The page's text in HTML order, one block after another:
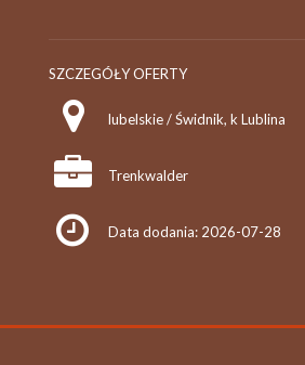
SZCZEGÓŁY OFERTY
lubelskie / Świdnik, k Lublina
Trenkwalder
Data dodania: 2026-07-28